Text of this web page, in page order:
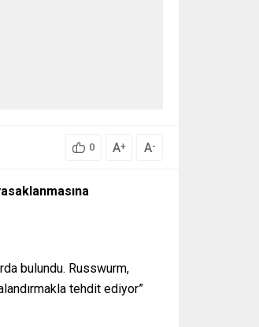
0 A+ A-
bulundu. Russwurm,
tehdit ediyor”